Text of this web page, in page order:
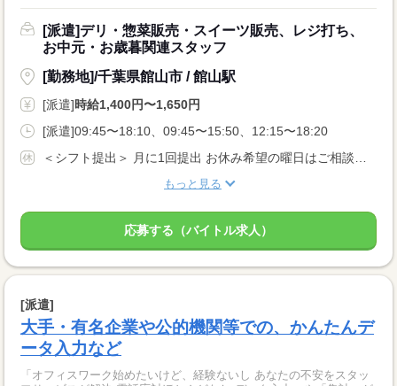
[派遣]デリ・惣菜販売・スイーツ販売、レジ打ち、
お中元・お歳暮関連スタッフ
[勤務地]/千葉県館山市 / 館山駅
[派遣]時給1,400円〜1,650円
[派遣]09:45〜18:10、09:45〜15:50、12:15〜18:20
＜シフト提出＞ 月に1回提出 お休み希望の曜日はご相談ください ＜歓迎！＞ 土日祝、年末、お正月、お盆、ゴールデンウィークの連休や、 クリスマス、バレンタインなどイベント時に出勤可能な方大歓迎！
もっと見る
応募する（バイトル求人）
[派遣]
大手・有名企業や公的機関等での、かんたんデ
ータ入力など
「オフィスワーク始めたいけど、経験ないし あなたの不安をスタッ